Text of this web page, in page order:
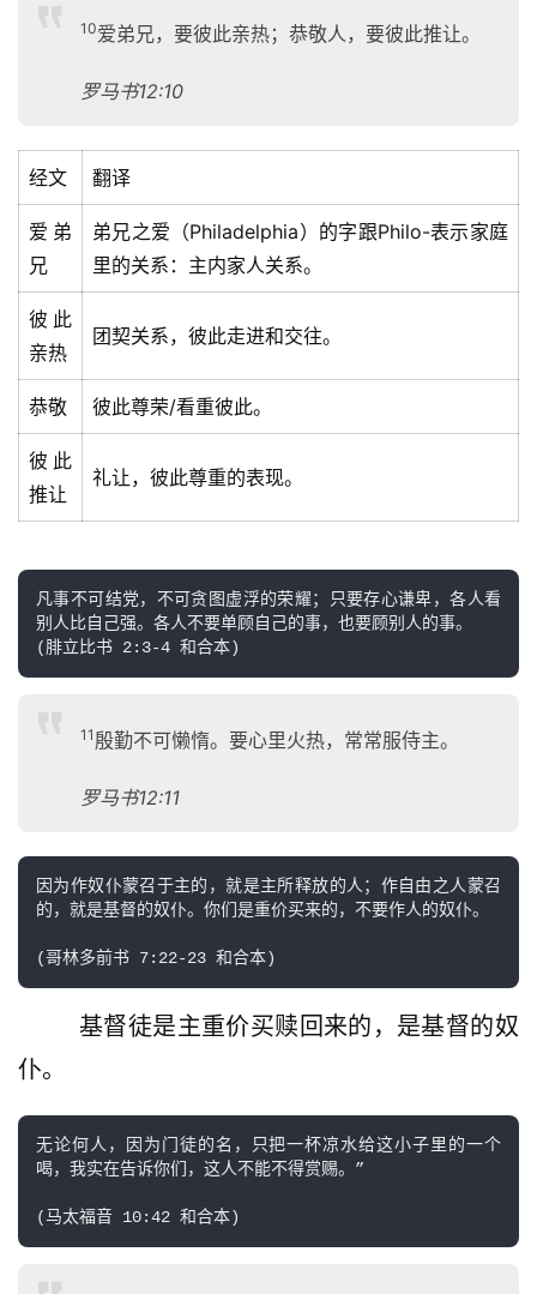
10爱弟兄，要彼此亲热；恭敬人，要彼此推让。
罗马书12:10
经文 翻译
爱弟
兄
弟兄之爱（Philadelphia）的字跟Philo-表示家庭
里的关系：主内家人关系。
彼此
亲热
团契关系，彼此走进和交往。
恭敬 彼此尊荣/看重彼此。
彼此
推让
礼让，彼此尊重的表现。
凡事不可结党，不可贪图虚浮的荣耀；只要存心谦卑，各人看
别人比自己强。各人不要单顾自己的事，也要顾别人的事。
11 殷勤不可懒惰。要心里火热，常常服侍主。
罗马书12:11
因为作奴仆蒙召于主的，就是主所释放的人；作自由之人蒙召
的，就是基督的奴仆。你们是重价买来的，不要作人的奴仆。
仆。
无论何人，因为门徒的名，只把一杯凉水给这小子里的一个
喝，我实在告诉你们，这人不能不得赏赐。”